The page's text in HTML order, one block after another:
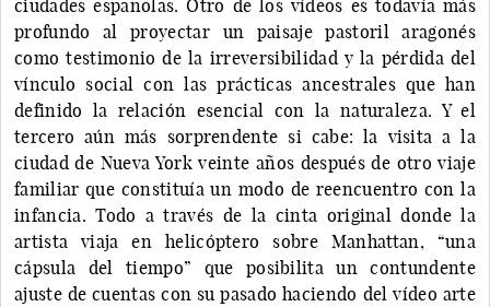
ciudades españolas. Otro de los vídeos es todavía más
profundo al proyectar un paisaje pastoril aragonés
como testimonio de la irreversibilidad y la pérdida del
vínculo social con las prácticas ancestrales que han
definido la relación esencial con la naturaleza. Y el
tercero aún más sorprendente si cabe: la visita a la
ciudad de Nueva York veinte años después de otro viaje
familiar que constituía un modo de reencuentro con la
infancia. Todo a través de la cinta original donde la
artista viaja en helicóptero sobre Manhattan, “una
cápsula del tiempo” que posibilita un contundente
ajuste de cuentas con su pasado haciendo del vídeo arte